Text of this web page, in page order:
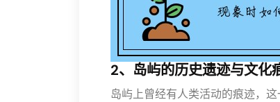
2、岛屿的历史遗迹与文化
岛屿上曾经有人类活动的痕迹，